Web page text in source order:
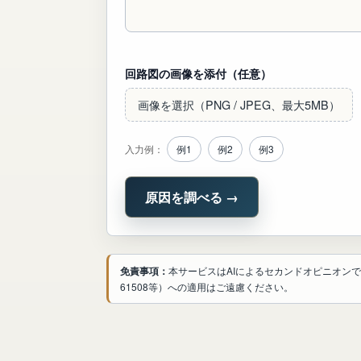
回路図の画像を添付（任意）
画像を選択（PNG / JPEG、最大5MB）
入力例： 例1 例2 例3
原因を調べる →
免責事項： 本サービスはAIによるセカンドオピニオン
61508等）への適用はご遠慮ください。